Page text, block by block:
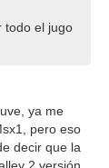
todo el jugo
ya me
pero eso
decir que la